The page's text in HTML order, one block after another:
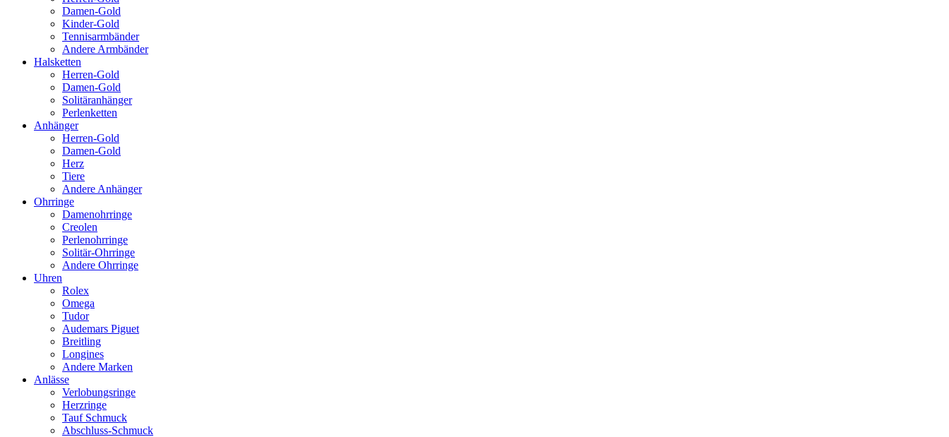
Damen-Gold
Kinder-Gold
Tennisarmbänder
Andere Armbänder
Halsketten
Herren-Gold
Damen-Gold
Solitäranhänger
Perlenketten
Anhänger
Herren-Gold
Damen-Gold
Herz
Tiere
Andere Anhänger
Ohrringe
Damenohrringe
Creolen
Perlenohrringe
Solitär-Ohrringe
Andere Ohrringe
Uhren
Rolex
Omega
Tudor
Audemars Piguet
Breitling
Longines
Andere Marken
Anlässe
Verlobungsringe
Herzringe
Tauf Schmuck
Abschluss-Schmuck